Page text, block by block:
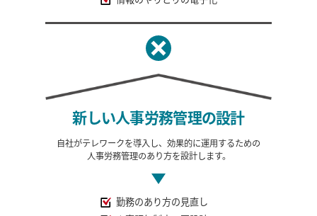
新しい人事労務管理の設計
自社がテレワークを導入し、効果的に運用するための
人事労務管理のあり方を設計します。
勤務のあり方の見直し